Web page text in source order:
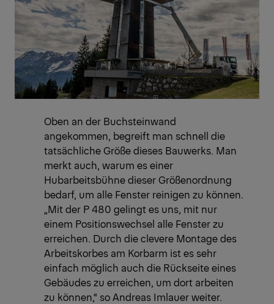
Oben an der Buchsteinwand
angekommen, begreift man schnell die
tatsächliche Größe dieses Bauwerks. Man
merkt auch, warum es einer
Hubarbeitsbühne dieser Größenordnung
bedarf, um alle Fenster reinigen zu können.
„Mit der P 480 gelingt es uns, mit nur
einem Positionswechsel alle Fenster zu
erreichen. Durch die clevere Montage des
Arbeitskorbes am Korbarm ist es sehr
einfach möglich auch die Rückseite eines
Gebäudes zu erreichen, um dort arbeiten
zu können,“ so Andreas Imlauer weiter.